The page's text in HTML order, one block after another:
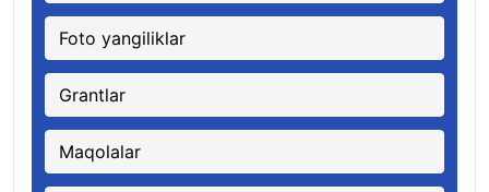
Foto yangiliklar
Grantlar
Maqolalar